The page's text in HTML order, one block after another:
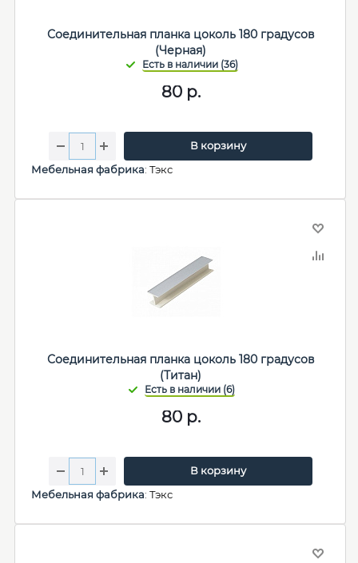
Соединительная планка цоколь 180 градусов
(Черная)
80р.
В корзину
Мебельная фабрика: Тэкс
Соединительная планка цоколь 180 градусов
(Титан)
80р.
В корзину
Мебельная фабрика: Тэкс